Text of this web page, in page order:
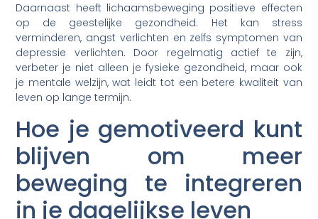
Daarnaast heeft lichaamsbeweging positieve effecten
op de geestelijke gezondheid. Het kan stress
verminderen, angst verlichten en zelfs symptomen van
depressie verlichten. Door regelmatig actief te zijn,
verbeter je niet alleen je fysieke gezondheid, maar ook
je mentale welzijn, wat leidt tot een betere kwaliteit van
leven op lange termijn.
Hoe je gemotiveerd kunt
blijven om meer
beweging te integreren
in je dagelijkse leven